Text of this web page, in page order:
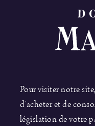
Pour visiter notre site,
d’acheter et de
législation de votre